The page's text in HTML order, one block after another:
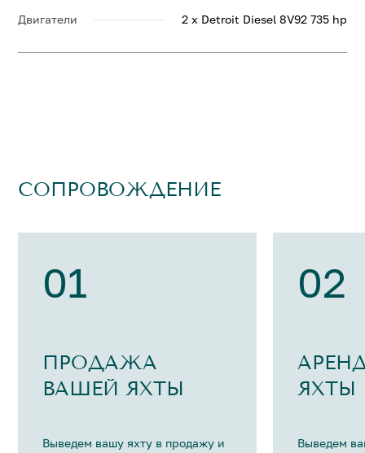
Двигатели 2 x Detroit Diesel 8V92 735 hp
СОПРОВОЖДЕНИЕ
01
ПРОДАЖА
ВАШЕЙ ЯХТЫ
Выведем вашу яхту в продажу и
02
ЯХТЫ
Выведем